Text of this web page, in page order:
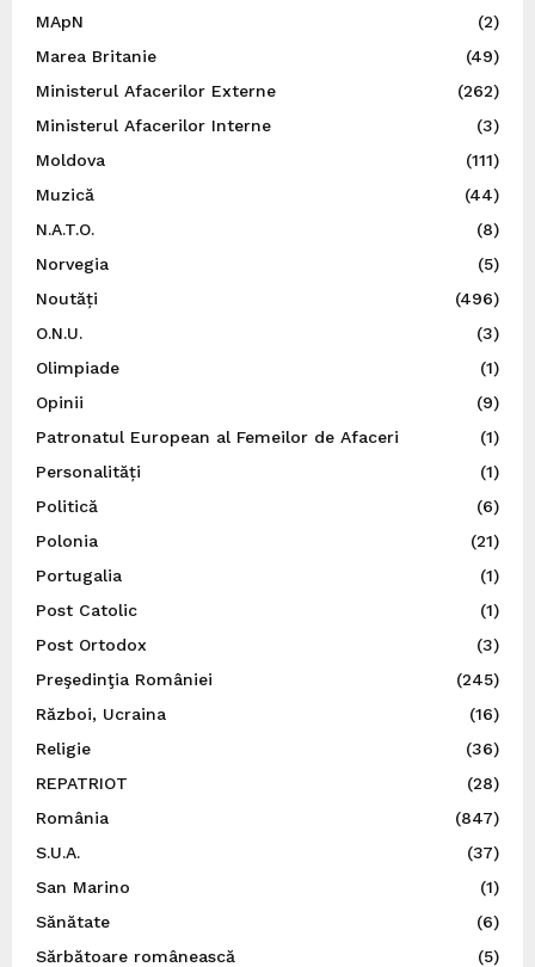
MApN
(2)
Marea Britanie
(49)
Ministerul Afacerilor Externe
(262)
Ministerul Afacerilor Interne
(3)
Moldova
(111)
Muzică
(44)
N.A.T.O.
(8)
Norvegia
(5)
Noutăți
(496)
O.N.U.
(3)
Olimpiade
(1)
Opinii
(9)
Patronatul European al Femeilor de Afaceri
(1)
Personalități
(1)
Politică
(6)
Polonia
(21)
Portugalia
(1)
Post Catolic
(1)
Post Ortodox
(3)
Preşedinţia României
(245)
Război, Ucraina
(16)
Religie
(36)
REPATRIOT
(28)
România
(847)
S.U.A.
(37)
San Marino
(1)
Sănătate
(6)
Sărbătoare românească
(5)